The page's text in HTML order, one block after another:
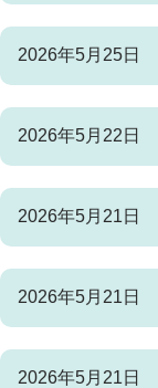
2026年5月25日
2026年5月22日
2026年5月21日
2026年5月21日
2026年5月21日